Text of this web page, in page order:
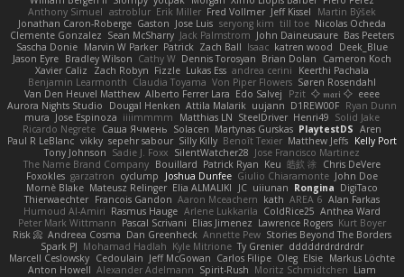
Anthony Simuel astroblur Erik Miller Fred Vollmer Jeff Kissel
Martin Býšek
Jonathan Caron-Roberge Gaston Jose Luis seryong kim till toe Nicolas Ocheda
Clemente Gonzalez Sean McSharry Jack Palmstrom John Daineusaure Bas Peeters
Sascha Donie Marvin W Parker Patrick Zach Ball Isaac katren wood
Deek_Blue
Jason Eyre Bradley Wilson Cathy W Dennis Torosyan Brian Dolan
Cameron Koch
Xavier Caliz
Zach Robyn Fizzle Lukas Ess andrea cerini
Keerthi Pachala
Benjamin Learmonth Claudia Toyama Von Piper Flowers Søren Rosendahl
Van Den Heuvel Matthew Alberto Ferrer Lara Edo Salvej Pzit ✧ 𝔪𝔞𝔯𝔦 ✧ eeee
Aurora Nights Studio
Dougal Henken Attila Malarik uujann D1REW00F Ryan Dunn
mura Jose Espinoza iiiimmmm Matthias LN SteelDriver Henri49 Solid Jake
Ricardo Negrete Саша Ячмень Solacen Martynas Gurskas PlaytestDS Aren
Paul R LeBlanc vikky sepehr sabour Silly Killy Benoît Texier Matthew Jeffs Kelly Port
Tony Johnson Sadie J. Foxx SilentWatcher28 Jose Francisco Martinez
The Name Brand Company Bouillard Patrick Ryan Keu 皓欽 涂 Chris DeVere
Foxokles garzatron cyclump Joshua Dunfee Giulio Chiaramonte John Doe
Mornè Blake Mateusz Relinger Elia ALMALIKI JC uiiunan Rongina DigiTaco
Thierwaechter Francois Gandon Aaron Mceachern kath AREA 6 Alan Farkas
Humoud Al-Amiri Rasmus Hauge Arlene Lukkarila ColdRice25 Anthea Ward
Peter Mark Wittmann Pascal Scrivani Elias Jimenez Lawrence Rogers Kurt Boyer
Risk 📀 Andreea Cosma Dan Greenheck Annette Pew Stories Beyond The Borders
Spark PJ Mohamad Hadlah Kyle Mitrione Ty Grenier dddddrdrdrdrdr
Marcell Ceslowsky Cedoulain Jeff McGowan Carlos Filipe Oleg Elsie Markus Löchte
Anton Howell Alexander Adelmann Spirit-Rush Moritz Schmidtchen Liam